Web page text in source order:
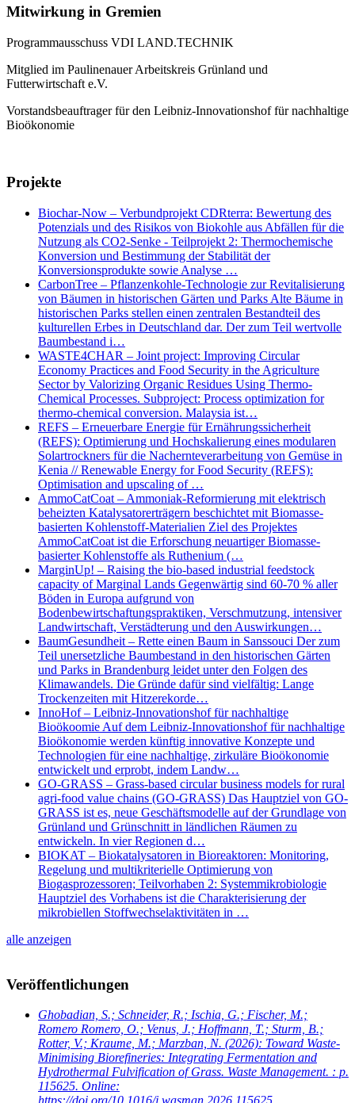
Mitwirkung in Gremien
Programmausschuss VDI LAND.TECHNIK
Mitglied im Paulinenauer Arbeitskreis Grünland und
Futterwirtschaft e.V.
Vorstandsbeauftrager für den Leibniz-Innovationshof für nachhaltige
Bioökonomie
Projekte
Biochar-Now – Verbundprojekt CDRterra: Bewertung des
Potenzials und des Risikos von Biokohle aus Abfällen für die
Nutzung als CO2-Senke - Teilprojekt 2: Thermochemische
Konversion und Bestimmung der Stabilität der
Konversionsprodukte sowie Analyse …
CarbonTree – Pflanzenkohle-Technologie zur Revitalisierung
von Bäumen in historischen Gärten und Parks Alte Bäume in
historischen Parks stellen einen zentralen Bestandteil des
kulturellen Erbes in Deutschland dar. Der zum Teil wertvolle
Baumbestand i…
WASTE4CHAR – Joint project: Improving Circular
Economy Practices and Food Security in the Agriculture
Sector by Valorizing Organic Residues Using Thermo-
Chemical Processes. Subproject: Process optimization for
thermo-chemical conversion. Malaysia ist…
REFS – Erneuerbare Energie für Ernährungssicherheit
(REFS): Optimierung und Hochskalierung eines modularen
Solartrockners für die Nachernteverarbeitung von Gemüse in
Kenia // Renewable Energy for Food Security (REFS):
Optimisation and upscaling of …
AmmoCatCoat – Ammoniak-Reformierung mit elektrisch
beheizten Katalysatorerträgern beschichtet mit Biomasse-
basierten Kohlenstoff-Materialien Ziel des Projektes
AmmoCatCoat ist die Erforschung neuartiger Biomasse-
basierter Kohlenstoffe als Ruthenium (…
MarginUp! – Raising the bio-based industrial feedstock
capacity of Marginal Lands Gegenwärtig sind 60-70 % aller
Böden in Europa aufgrund von
Bodenbewirtschaftungspraktiken, Verschmutzung, intensiver
Landwirtschaft, Verstädterung und den Auswirkungen…
BaumGesundheit – Rette einen Baum in Sanssouci Der zum
Teil unersetzliche Baumbestand in den historischen Gärten
und Parks in Brandenburg leidet unter den Folgen des
Klimawandels. Die Gründe dafür sind vielfältig: Lange
Trockenzeiten mit Hitzerekorde…
InnoHof – Leibniz-Innovationshof für nachhaltige
Bioökoomie Auf dem Leibniz-Innovationshof für nachhaltige
Bioökonomie werden künftig innovative Konzepte und
Technologien für eine nachhaltige, zirkuläre Bioökonomie
entwickelt und erprobt, indem Landw…
GO-GRASS – Grass-based circular business models for rural
agri-food value chains (GO-GRASS) Das Hauptziel von GO-
GRASS ist es, neue Geschäftsmodelle auf der Grundlage von
Grünland und Grünschnitt in ländlichen Räumen zu
entwickeln. In vier Regionen d…
BIOKAT – Biokatalysatoren in Bioreaktoren: Monitoring,
Regelung und multikriterielle Optimierung von
Biogasprozessoren; Teilvorhaben 2: Systemmikrobiologie
Hauptziel des Vorhabens ist die Charakterisierung der
mikrobiellen Stoffwechselaktivitäten in …
alle anzeigen
Veröffentlichungen
Ghobadian, S.; Schneider, R.; Ischia, G.; Fischer, M.;
Romero Romero, O.; Venus, J.; Hoffmann, T.; Sturm, B.;
Rotter, V.; Kraume, M.; Marzban, N. (2026): Toward Waste-
Minimising Biorefineries: Integrating Fermentation and
Hydrothermal Fulvification of Grass. Waste Management. : p.
115625. Online: